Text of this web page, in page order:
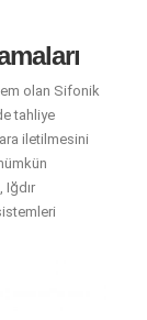
olan Sifonik
tahliye
iletilmesini
Iğdır